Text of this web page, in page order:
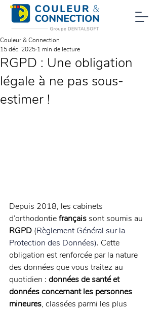
RGPD : Une obligation
légale à ne pas sous-
estimer !
Couleur & Connection
15 déc. 2025 1 min de lecture
Depuis 2018, les cabinets
d’orthodontie français sont soumis au
RGPD (Règlement Général sur la
Protection des Données). Cette
obligation est renforcée par la nature
des données que vous traitez au
quotidien : données de santé et
données concernant les personnes
mineures, classées parmi les plus